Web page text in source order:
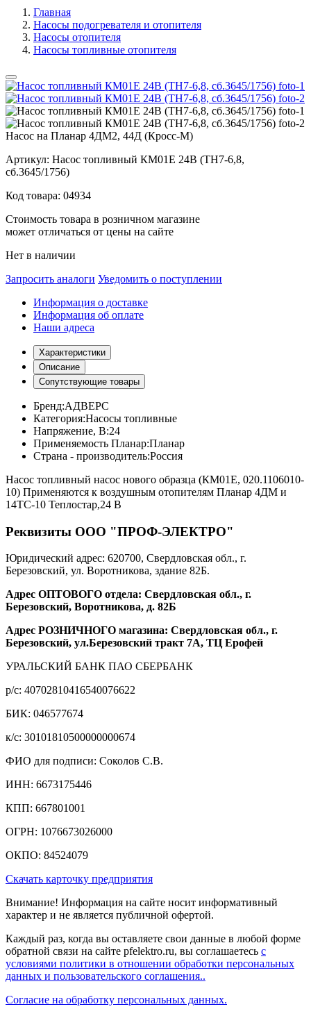
Главная
Насосы подогревателя и отопителя
Насосы отопителя
Насосы топливные отопителя
Насос на Планар 4ДМ2, 44Д (Кросс-М)
Артикул: Насос топливный КМ01Е 24В (ТН7-6,8,
сб.3645/1756)
Код товара: 04934
Стоимость товара в розничном магазине
может отличаться от цены на сайте
Нет в наличии
Запросить аналоги Уведомить о поступлении
Информация о доставке
Информация об оплате
Наши адреса
Характеристики
Описание
Сопутствующие товары
Бренд:АДВЕРС
Категория:Насосы топливные
Напряжение, В:24
Применяемость Планар:Планар
Страна - производитель:Россия
Насос топливный насос нового образца (КМ01Е, 020.1106010-
10) Применяются к воздушным отопителям Планар 4ДМ и
14ТС-10 Теплостар,24 В
Реквизиты ООО "ПРОФ-ЭЛЕКТРО"
Юридический адрес: 620700, Свердловская обл., г.
Березовский, ул. Воротникова, здание 82Б.
Адрес ОПТОВОГО отдела: Свердловская обл., г.
Березовский, Воротникова, д. 82Б
Адрес РОЗНИЧНОГО магазина: Свердловская обл., г.
Березовский, ул.Березовский тракт 7А, ТЦ Ерофей
УРАЛЬСКИЙ БАНК ПАО СБЕРБАНК
р/c: 40702810416540076622
БИК: 046577674
к/c: 30101810500000000674
ФИО для подписи: Соколов С.В.
ИНН: 6673175446
КПП: 667801001
ОГРН: 1076673026000
ОКПО: 84524079
Скачать карточку предприятия
Внимание! Информация на сайте носит информативный
характер и не является публичной офертой.
Каждый раз, когда вы оставляете свои данные в любой форме
обратной связи на сайте pfelektro.ru, вы соглашаетесь с
условиями политики в отношении обработки персональных
данных и пользовательского соглашения..
Согласие на обработку персональных данных.